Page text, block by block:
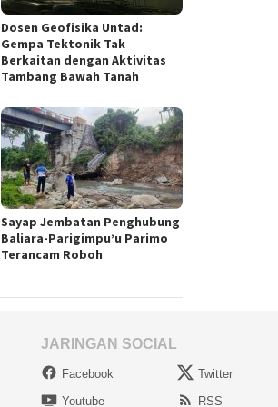
Dosen Geofisika Untad:
Gempa Tektonik Tak
Berkaitan dengan Aktivitas
Tambang Bawah Tanah
Sayap Jembatan Penghubung
Baliara-Parigimpu’u Parimo
Terancam Roboh
JARINGAN SOCIAL
Facebook Twitter
Youtube
RSS